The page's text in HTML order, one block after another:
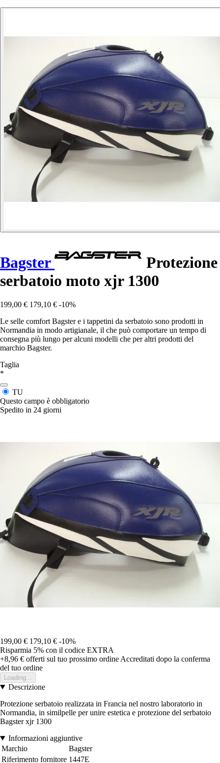
Bagster
Protezione
serbatoio moto xjr 1300
199,00 € 179,10 € -10%
Le selle comfort Bagster e i tappetini da serbatoio sono prodotti in
Normandia in modo artigianale, il che può comportare un tempo di
consegna più lungo per alcuni modelli che per altri prodotti del
marchio Bagster.
Taglia
*
TU
Questo campo è obbligatorio
Spedito in 24 giorni
199,00 € 179,10 € -10%
Risparmia 5% con il codice EXTRA
+8,96 € offerti sul tuo prossimo ordine Accreditati dopo la conferma
del tuo ordine
Loading...
Descrizione
Protezione serbatoio realizzata in Francia nel nostro laboratorio in
Normandia, in similpelle per unire estetica e protezione del serbatoio
Bagster xjr 1300
Informazioni aggiuntive
Marchio
Bagster
Riferimento fornitore 1447E